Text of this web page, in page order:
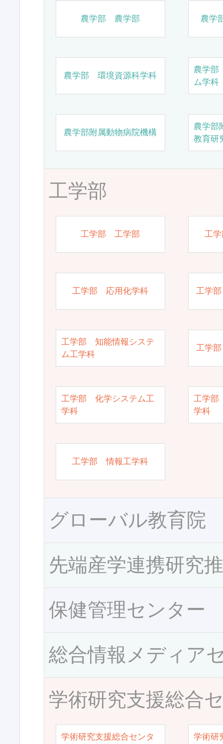
農学部 農学部 農学
農学部 環境資源科学科
農学
ム学科
農学部附属動物病院機構
農学部
教育研
工学部
工学部 工学部 工
工学部 応用化学科 工学
工学部 知能情報システ
ム工学科
工学
工学部 化学システム工
学科
工学部
学科
工学部 情報工学科
グローバル教育院
先端産学連携研究
保健管理センター
総合情報メディア
学術研究支援総合
学術研究支援総合センタ
学術研